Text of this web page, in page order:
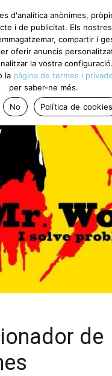
de
d'analítica anònimes,
i de publicitat. Els
compartir i
oferir anuncis
la vostra
la pàgina de termes i
per saber-ne més.
No Política de cookies